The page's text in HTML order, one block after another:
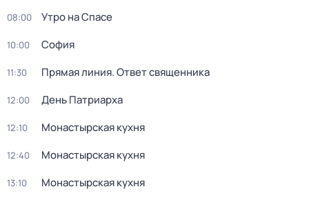
08:00 Утро на Спасе
10:00 София
11:30 Прямая линия. Ответ священника
12:00 День Патриарха
12:10 Монастырская кухня
12:40 Монастырская кухня
13:10 Монастырская кухня